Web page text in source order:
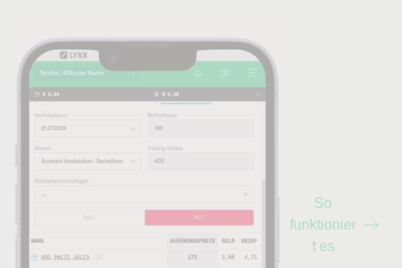
So
funktionier
t es